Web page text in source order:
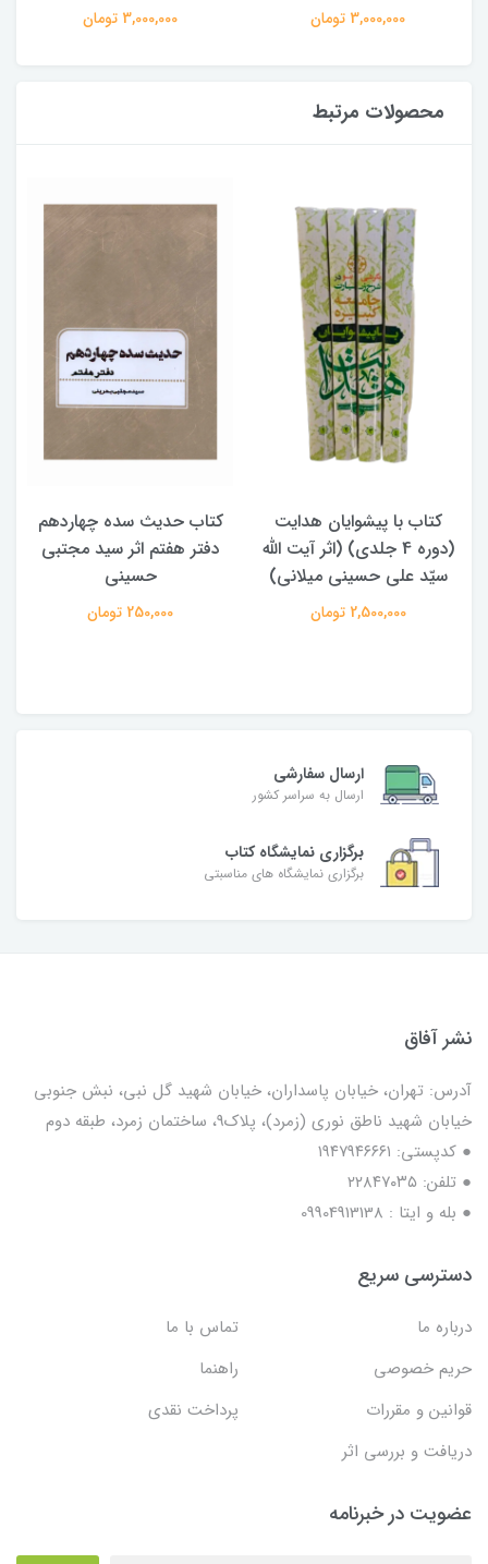
3,000,000 تومان 3,000,000 تومان
محصولات مرتبط
کتاب با پیشوایان هدایت
(دوره 4 جلدی) (اثر آیت الله
سیّد علی حسینی میلانی)
2,500,000 تومان
کتاب حدیث سده چهاردهم
دفتر هفتم اثر سید مجتبی
حسینی
250,000 تومان
ارسال سفارشی
ارسال به سراسر کشور
برگزاری نمایشگاه کتاب
برگزاری نمایشگاه های مناسبتی
نشر آفاق
آدرس: تهران، خیابان پاسداران، خیابان شهید گل نبی، نبش جنوبی
خیابان شهید ناطق نوری (زمرد)، پلاک9، ساختمان زمرد، طبقه دوم
● کدپستی: ۱۹۴۷۹۴۶۶۶۱
● تلفن: ٢٢٨۴٧۰۳۵
● بله و ایتا : 09904913138
دسترسی سریع
درباره ما
تماس با ما
حریم خصوصی
راهنما
قوانین و مقررات
پرداخت نقدی
دریافت و بررسی اثر
عضویت در خبرنامه